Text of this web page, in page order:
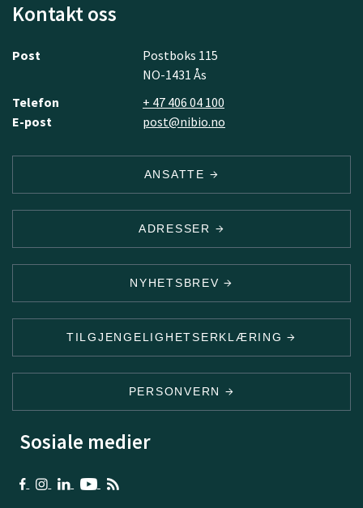
Kontakt oss
Post
Postboks 115
NO-1431 Ås
Telefon
+ 47 406 04 100
E-post
post@nibio.no
ANSATTE
ADRESSER
NYHETSBREV
TILGJENGELIGHETSERKLÆRING
PERSONVERN
Sosiale medier